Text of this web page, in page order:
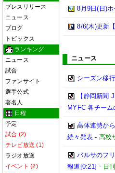
プレスリリース
ニュース
ブログ
トピックス
ランキング
ニュース
試合
ファンサイト
選手公式
著名人
日程
予定
試合 (2)
テレビ放送 (1)
ラジオ放送
イベント (2)
8月9日(日)
8/6(木)更新
ニュース
シーズン移
【静岡新聞
MYFC 各チー
高体連勢か
続々発表 - 高校
バルサのフ
報道[0:21] - 日